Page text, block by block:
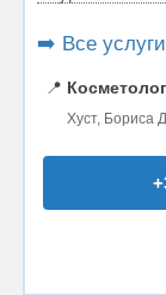
➡️ Все
📍
Хуст, Бориса